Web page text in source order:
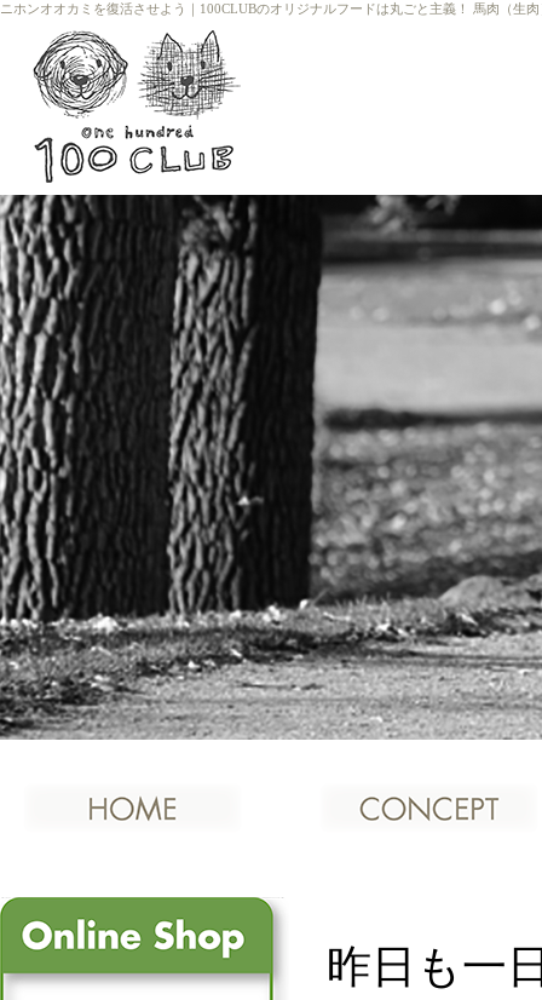
ニホンオオカミを復活させよう ｜ 100CLUBのオリジナルフードは丸ごと主義！ 馬肉（生
昨日も一